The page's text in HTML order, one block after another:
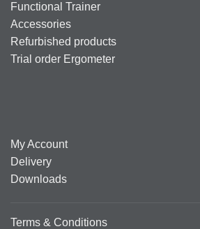
Functional Trainer
Accessories
Refurbished products
Trial order Ergometer
My Account
Delivery
Downloads
Terms & Conditions